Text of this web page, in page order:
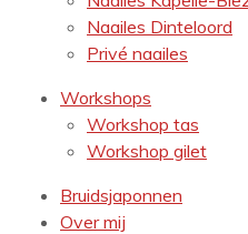
Naailes Dinteloord
Privé naailes
Workshops
Workshop tas
Workshop gilet
Bruidsjaponnen
Over mij